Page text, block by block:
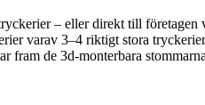
– eller direkt till
varav 3–4 riktigt stora
fram de 3d-monterbara